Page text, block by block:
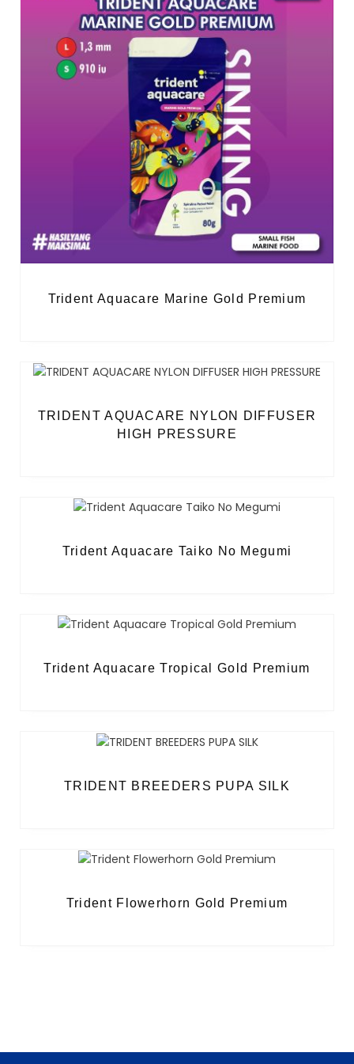
Trident Aquacare Marine Gold Premium
TRIDENT AQUACARE NYLON DIFFUSER
HIGH PRESSURE
Trident Aquacare Taiko No Megumi
Trident Aquacare Tropical Gold Premium
TRIDENT BREEDERS PUPA SILK
Trident Flowerhorn Gold Premium